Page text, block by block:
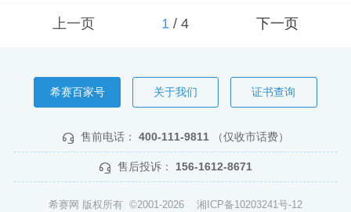
上一页 1/ 4 下一页
希赛百家号 关于我们 证书查询
售前电话： 400-111-9811 （仅收市话费）
售后投诉： 156-1612-8671
希赛网 版权所有 ©2001-2026 湘ICP备10203241号-12